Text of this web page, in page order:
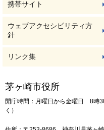
携帯サイト
ウェブアクセシビリティ方
針
リンク集
茅ヶ崎市役所
開庁時間：月曜日から金曜日 8時
く）